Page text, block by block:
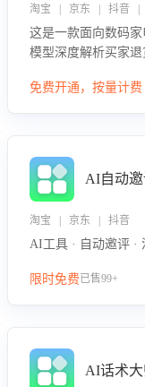
淘宝 | 京东 | 抖音 |
这是一款面向数码
模型深度解析买家
议，通过挖掘用户
免费开通，按量计费
AI自动
淘宝 | 京东 | 抖音
AI工具 · 自动邀评 ·
限时免费已售99+
AI话术